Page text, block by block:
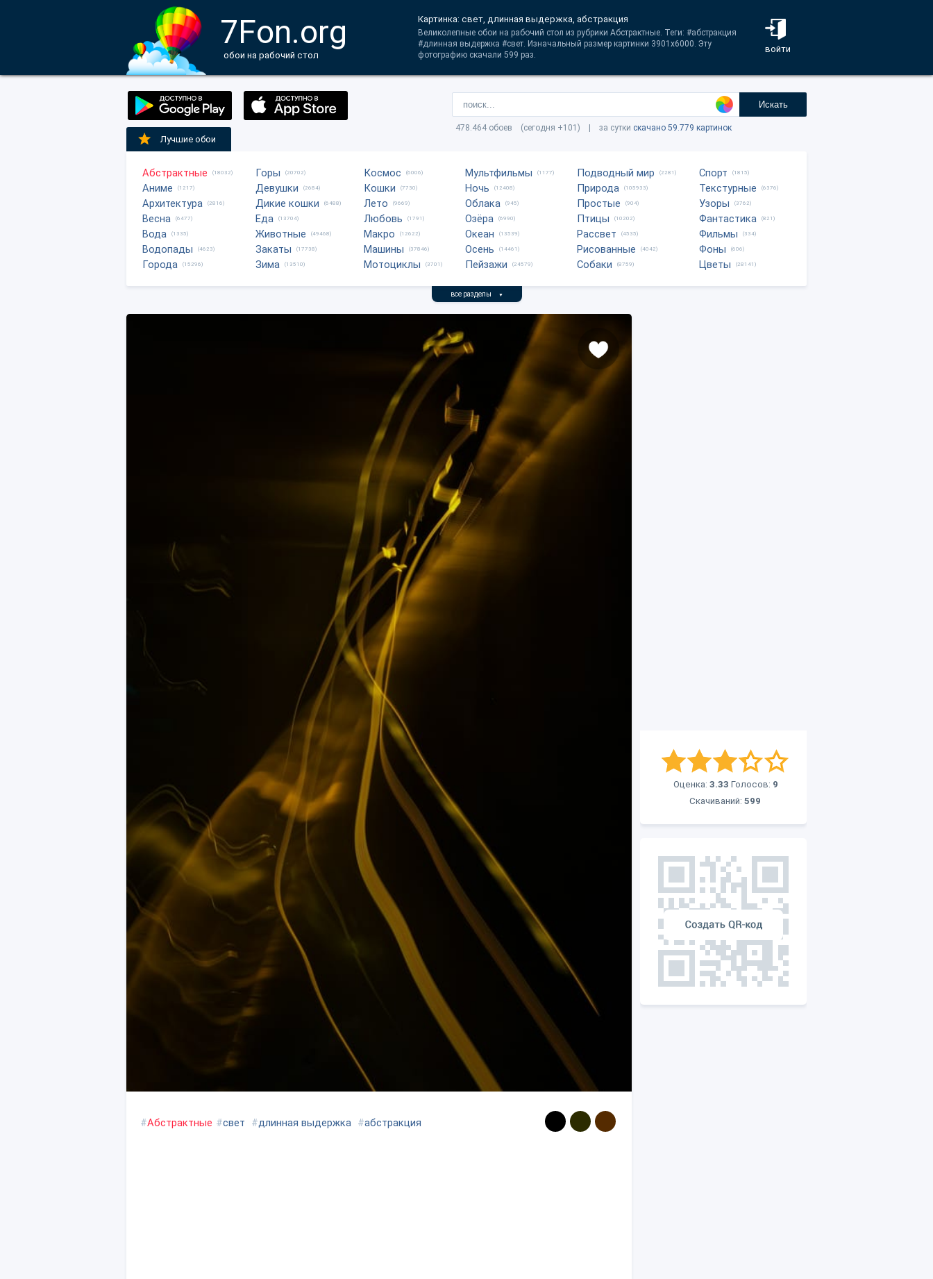
7Fon.org
обои на рабочий стол
войти
Картинка: свет, длинная выдержка, абстракция
Великолепные обои на рабочий стол из рубрики Абстрактные. Теги: #абстракция
#длинная выдержка #свет. Изначальный размер картинки 3901x6000. Эту
фотографию скачали 599 раз.
Искать
478.464 обоев (сегодня +101) | за сутки скачано 59.779 картинок
Лучшие обои
Абстрактные (18032)
Аниме (1217)
Архитектура (2816)
Весна (6477)
Вода (1335)
Водопады (4623)
Города (15296)
Горы (20702)
Девушки (2684)
Дикие кошки (6488)
Еда (13704)
Животные (49468)
Закаты (17738)
Зима (13510)
Космос (6006)
Кошки (7730)
Лето (9669)
Любовь (1791)
Макро (12622)
Машины (37846)
Мотоциклы (3701)
Мультфильмы (1177)
Ночь (12408)
Облака (945)
Озёра (6990)
Океан (13539)
Осень (14461)
Пейзажи (24579)
Подводный мир (2281)
Природа (105933)
Простые (904)
Птицы (10202)
Рассвет (4535)
Рисованные (4042)
Собаки (8759)
Спорт (1815)
Текстурные (6376)
Узоры (3762)
Фантастика (821)
Фильмы (334)
Фоны (606)
Цветы (28141)
все разделы ▼
Оценка: 3.33 Голосов: 9
Скачиваний: 599
#Абстрактные #свет #длинная выдержка #абстракция